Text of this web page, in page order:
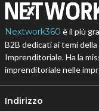
Nextwork360 è il più
B2B dedicati ai temi
Imprenditoriale. Ha la
imprenditoriale nelle
Indirizzo